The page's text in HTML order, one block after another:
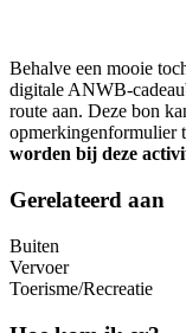
Behalve een mooie
digitale ANWB-
route aan. Deze bon
opmerkingenformulier
worden bij deze
Gerelateerd aan
Buiten
Vervoer
Toerisme/Recreatie